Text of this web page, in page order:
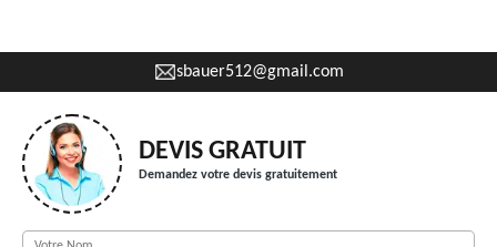
sbauer512@gmail.com
DEVIS GRATUIT
Demandez votre devis gratuitement